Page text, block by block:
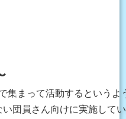
集まって活動するという
団員さん向けに実施して